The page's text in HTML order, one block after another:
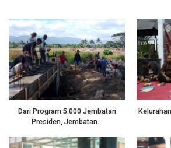
Dari Program 5.000 Jembatan
Presiden, Jembatan…